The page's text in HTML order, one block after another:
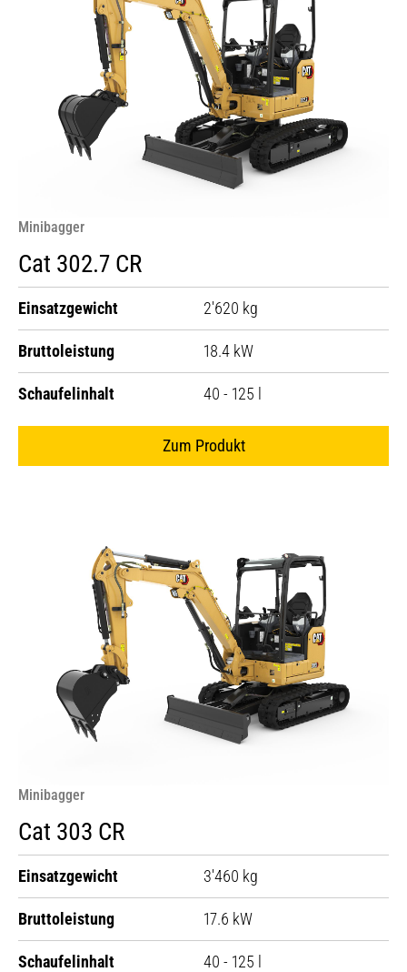
Minibagger
Cat 302.7 CR
Einsatzgewicht 2'620 kg
Bruttoleistung 18.4 kW
Schaufelinhalt 40 - 125 l
Zum Produkt
Minibagger
Cat 303 CR
Einsatzgewicht 3'460 kg
Bruttoleistung 17.6 kW
Schaufelinhalt 40 - 125 l